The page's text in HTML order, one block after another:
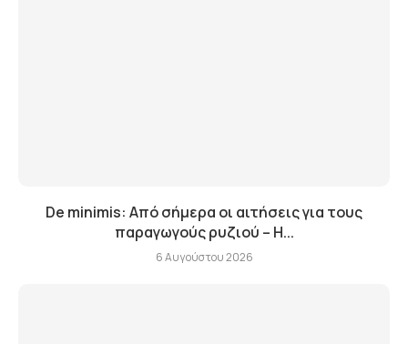
De minimis: Από σήμερα οι αιτήσεις για τους
παραγωγούς ρυζιού – Η...
6 Αυγούστου 2026